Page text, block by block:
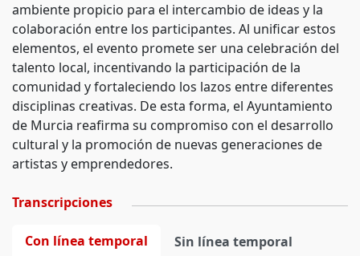
ambiente propicio para el intercambio de ideas y la
colaboración entre los participantes. Al unificar estos
elementos, el evento promete ser una celebración del
talento local, incentivando la participación de la
comunidad y fortaleciendo los lazos entre diferentes
disciplinas creativas. De esta forma, el Ayuntamiento
de Murcia reafirma su compromiso con el desarrollo
cultural y la promoción de nuevas generaciones de
artistas y emprendedores.
Transcripciones
Con línea temporal Sin línea temporal